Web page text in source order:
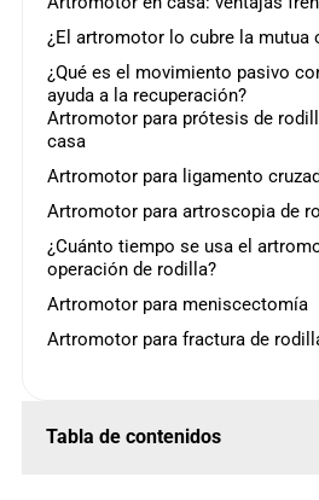
Tabla de contenidos
¿El artromotor lo cubre la mutua
¿Qué es el movimiento pasivo
ayuda a la recuperación?
Artromotor para prótesis de
casa
Artromotor para ligamento
Artromotor para artroscopia de
¿Cuánto tiempo se usa el
operación de rodilla?
Artromotor para meniscectomía
Artromotor para fractura de